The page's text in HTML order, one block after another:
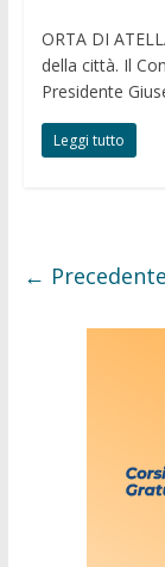
ORTA DI
della città. Il
Presidente
Leggi tutto
← Precedente